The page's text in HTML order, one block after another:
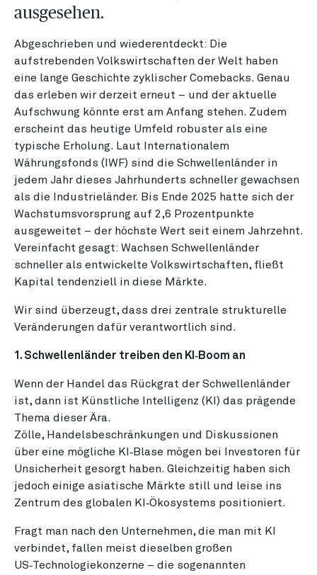
ausgesehen.
Abgeschrieben und wiederentdeckt: Die
aufstrebenden Volkswirtschaften der Welt haben
eine lange Geschichte zyklischer Comebacks. Genau
das erleben wir derzeit erneut – und der aktuelle
Aufschwung könnte erst am Anfang stehen. Zudem
erscheint das heutige Umfeld robuster als eine
typische Erholung. Laut Internationalem
Währungsfonds (IWF) sind die Schwellenländer in
jedem Jahr dieses Jahrhunderts schneller gewachsen
als die Industrieländer. Bis Ende 2025 hatte sich der
Wachstumsvorsprung auf 2,6 Prozentpunkte
ausgeweitet – der höchste Wert seit einem Jahrzehnt.
Vereinfacht gesagt: Wachsen Schwellenländer
schneller als entwickelte Volkswirtschaften, fließt
Kapital tendenziell in diese Märkte.
Wir sind überzeugt, dass drei zentrale strukturelle
Veränderungen dafür verantwortlich sind.
1. Schwellenländer treiben den KI‑Boom an
Wenn der Handel das Rückgrat der Schwellenländer
ist, dann ist Künstliche Intelligenz (KI) das prägende
Thema dieser Ära.
Zölle, Handelsbeschränkungen und Diskussionen
über eine mögliche KI‑Blase mögen bei Investoren für
Unsicherheit gesorgt haben. Gleichzeitig haben sich
jedoch einige asiatische Märkte still und leise ins
Zentrum des globalen KI‑Ökosystems positioniert.
Fragt man nach den Unternehmen, die man mit KI
verbindet, fallen meist dieselben großen
US‑Technologiekonzerne – die sogenannten